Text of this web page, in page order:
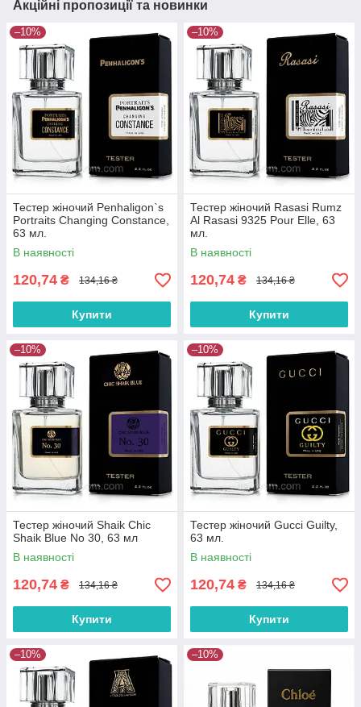
Акційні пропозиції та новинки
–10%
Тестер жіночий Penhaligon`s
Portraits Changing Constance,
63 мл.
В наявності
120,74 ₴ 134,16 ₴
Купити
–10%
Тестер жіночий Rasasi Rumz
Al Rasasi 9325 Pour Elle, 63
мл.
В наявності
120,74 ₴ 134,16 ₴
Купити
–10%
Тестер жіночий Shaik Chic
Shaik Blue No 30, 63 мл
В наявності
120,74 ₴ 134,16 ₴
Купити
–10%
Тестер жіночий Gucci Guilty,
63 мл.
В наявності
120,74 ₴ 134,16 ₴
Купити
–10% –10%